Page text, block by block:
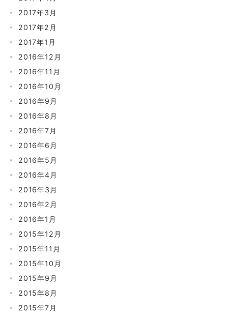
2017年3月
2017年2月
2017年1月
2016年12月
2016年11月
2016年10月
2016年9月
2016年8月
2016年7月
2016年6月
2016年5月
2016年4月
2016年3月
2016年2月
2016年1月
2015年12月
2015年11月
2015年10月
2015年9月
2015年8月
2015年7月